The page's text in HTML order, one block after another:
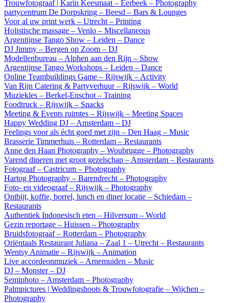
Trouwfotograaf | Karin Keesmaat – Eerbeek – Photography
partycentrum De Dorpskring – Beesd – Bars & Lounges
Voor al uw print werk – Utrecht – Printing
Holistische massage – Venlo – Miscellaneous
Argentijnse Tango Show – Leiden – Dance
DJ Jimmy – Bergen op Zoom – DJ
Modellenbureau – Alphen aan den Rijn – Show
Argentijnse Tango Workshops – Leiden – Dance
Online Teambuildings Game – Rijswijk – Activity
Van Rijn Catering & Partyverhuur – Rijswijk – World
Muziekles – Berkel-Enschot – Training
Foodtruck – Rijswijk – Snacks
Meeting & Events ruimtes – Rijswijk – Meeting Spaces
Happy Wedding DJ – Amsterdam – DJ
Feelings voor als écht goed met zijn – Den Haag – Music
Brasserie Timmerhuis – Rotterdam – Restaurants
Anne den Haan Photography – Woubrugge – Photography
Varend dineren met groot gezelschap – Amsterdam – Restaurants
Fotograaf – Castricum – Photography
Hartog Photography – Barendrecht – Photography
Foto- en videograaf – Rijswijk – Photography
Ontbijt, koffie, borrel, lunch en diner locatie – Schiedam –
Restaurants
Authentiek Indonesisch eten – Hilversum – World
Gezin reportage – Huissen – Photography
Bruidsfotograaf – Rotterdam – Photography
Oriëntaals Restaurant Juliana – Zaal 1 – Utrecht – Restaurants
Wentsy Animatie – Rijswijk – Animation
Live accordeonmuziek – Arnemuiden – Music
DJ – Monster – DJ
Semiphoto – Amsterdam – Photography
Palmpictures | Weddingshoots & Trouwfotografie – Wijchen –
Photography